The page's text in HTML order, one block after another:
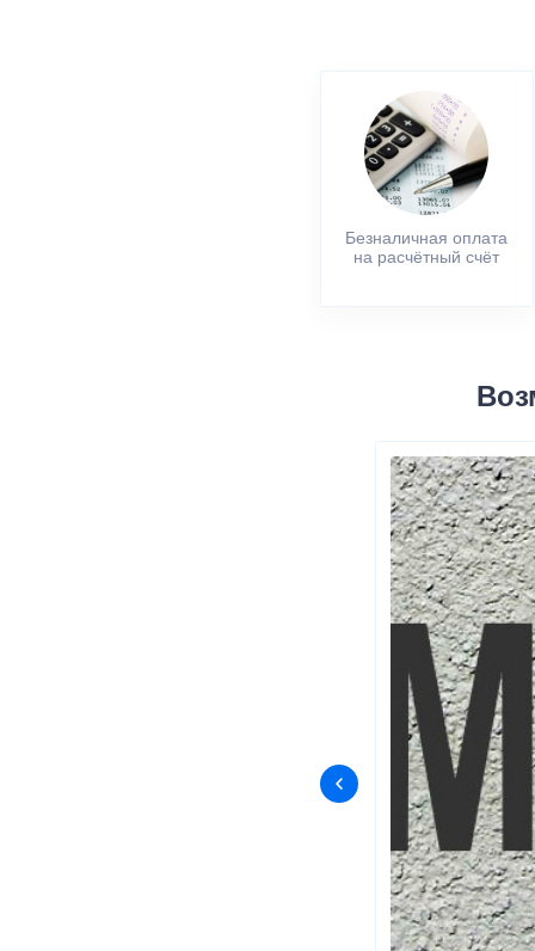
Безналичная оплата
на расчётный счёт